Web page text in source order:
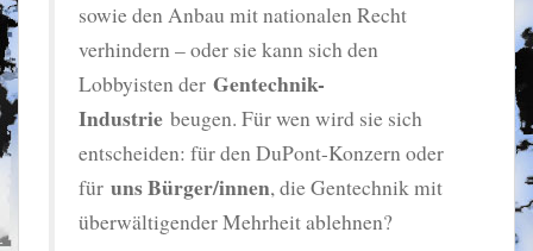
sowie den Anbau mit nationalen Recht
verhindern – oder sie kann sich den
Lobbyisten der Gentechnik-
Industrie beugen. Für wen wird sie sich
entscheiden: für den DuPont-Konzern oder
für uns Bürger/innen, die Gentechnik mit
überwältigender Mehrheit ablehnen?